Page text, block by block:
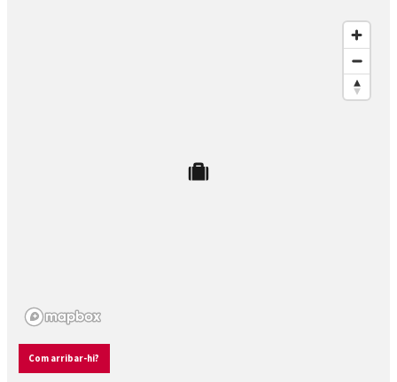
Com arribar-hi?